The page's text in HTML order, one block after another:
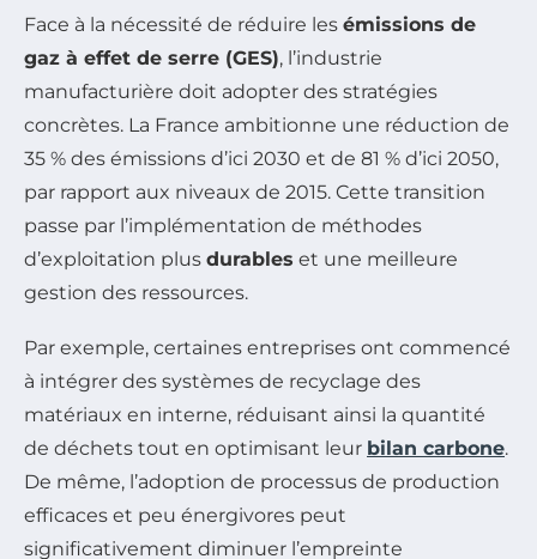
Face à la nécessité de réduire les émissions de
gaz à effet de serre (GES), l’industrie
manufacturière doit adopter des stratégies
concrètes. La France ambitionne une réduction de
35 % des émissions d’ici 2030 et de 81 % d’ici 2050,
par rapport aux niveaux de 2015. Cette transition
passe par l’implémentation de méthodes
d’exploitation plus durables et une meilleure
gestion des ressources.
Par exemple, certaines entreprises ont commencé
à intégrer des systèmes de recyclage des
matériaux en interne, réduisant ainsi la quantité
de déchets tout en optimisant leur bilan carbone.
De même, l’adoption de processus de production
efficaces et peu énergivores peut
significativement diminuer l’empreinte